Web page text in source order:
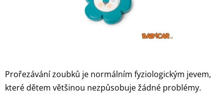
Prořezávání zoubků je normálním fyziologickým jevem,
které dětem většinou nezpůsobuje žádné problémy.